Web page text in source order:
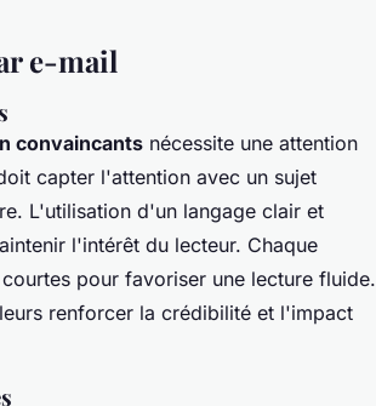
e-mail
convaincants nécessite une attention
capter l'attention avec un sujet
L'utilisation d'un langage clair et
l'intérêt du lecteur. Chaque
pour favoriser une lecture fluide.
renforcer la crédibilité et l'impact